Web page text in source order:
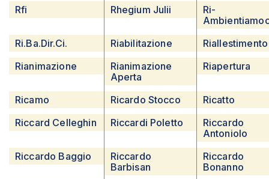
Rfi Rhegium Julii
Ri-
Ri.ba.dir.ci.
Riabilitazione
Riallestimento
Rianimazione
Rianimazione
Aperta
Riapertura
Ricamo Ricardo Stocco
Ricatto
Riccard Celleghin
Riccardi Poletto
Riccardo
Antoniolo
Riccardo Baggio
Riccardo
Barbisan
Riccardo
Bonanno